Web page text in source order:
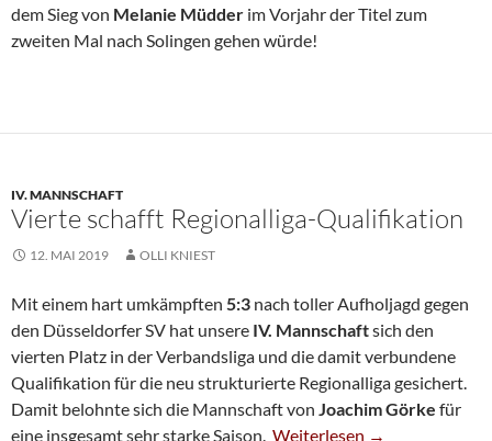
dem Sieg von Melanie Müdder im Vorjahr der Titel zum
zweiten Mal nach Solingen gehen würde!
IV. MANNSCHAFT
Vierte schafft Regionalliga-Qualifikation
12. MAI 2019 OLLI KNIEST
Mit einem hart umkämpften 5:3 nach toller Aufholjagd gegen
den Düsseldorfer SV hat unsere IV. Mannschaftsich den
vierten Platz in der Verbandsliga und die damit verbundene
Qualifikation für die neu strukturierte Regionalliga gesichert.
Damit belohnte sich die Mannschaft von Joachim Görke für
eine insgesamt sehr starke Saison. Vierte Schafft Regionalliga-
Weiterlesen →